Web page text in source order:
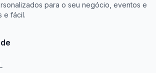
para o seu negócio, eventos e
e fácil.